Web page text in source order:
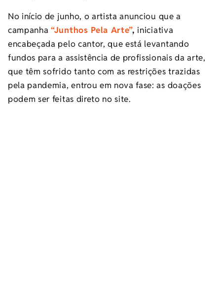
No início de junho, o artista anunciou que a
campanha“Junthos Pela Arte”, iniciativa
encabeçada pelo cantor, que está levantando
fundos para a assistência de profissionais da arte,
que têm sofrido tanto com as restrições trazidas
pela pandemia, entrou em nova fase: as doações
podem ser feitas direto no site.